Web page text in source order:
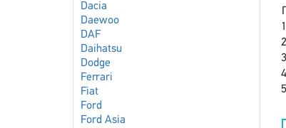
Dacia
Daewoo
DAF
Daihatsu
Dodge
Ferrari
Fiat
Ford
Ford Asia